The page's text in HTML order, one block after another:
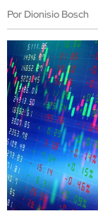
Por Dionisio Bosch